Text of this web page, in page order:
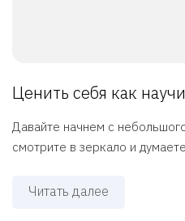
Ценить себя как
Давайте начнем с
смотрите в зеркало и
Читать далее